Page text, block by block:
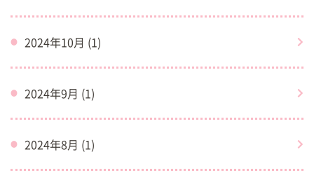
2024年10月 (1)
2024年9月 (1)
2024年8月 (1)